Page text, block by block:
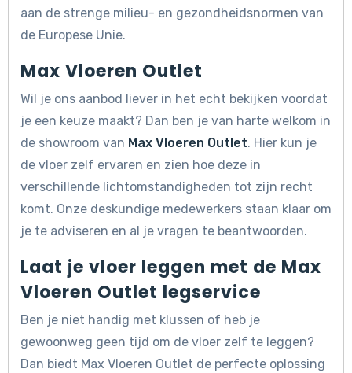
aan de strenge milieu- en gezondheidsnormen van
de Europese Unie.
Max Vloeren Outlet
Wil je ons aanbod liever in het echt bekijken voordat
je een keuze maakt? Dan ben je van harte welkom in
de showroom van Max Vloeren Outlet. Hier kun je
de vloer zelf ervaren en zien hoe deze in
verschillende lichtomstandigheden tot zijn recht
komt. Onze deskundige medewerkers staan klaar om
je te adviseren en al je vragen te beantwoorden.
Laat je vloer leggen met de Max
Vloeren Outlet legservice
Ben je niet handig met klussen of heb je
gewoonweg geen tijd om de vloer zelf te leggen?
Dan biedt Max Vloeren Outlet de perfecte oplossing